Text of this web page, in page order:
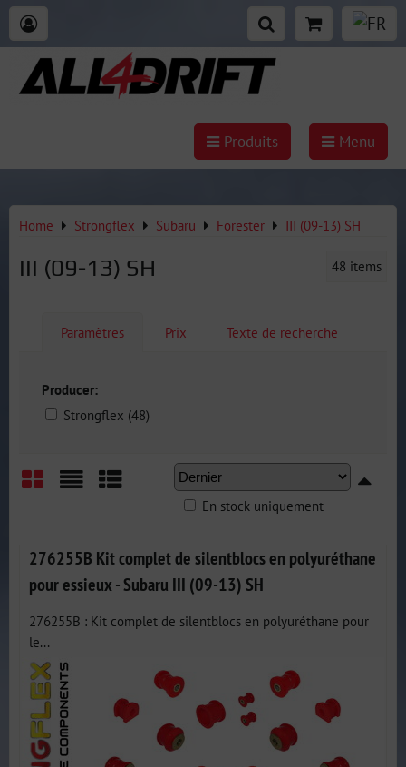
Produits Menu
Home Strongflex Subaru Forester III (09-13) SH
III (09-13) SH 48 items
Paramètres Prix Texte de recherche
Producer:
Strongflex (48)
En stock uniquement
276255B Kit complet de silentblocs en polyuréthane
pour essieux - Subaru III (09-13) SH
276255B : Kit complet de silentblocs en polyuréthane pour
le...